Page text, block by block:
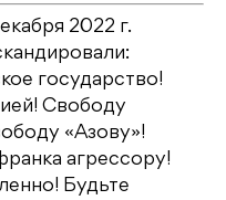
2022 г.
государство!
Свободу
«Азову»!
агрессору!
Будьте